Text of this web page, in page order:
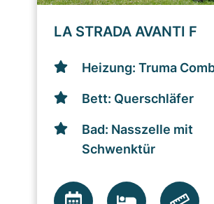
LA STRADA AVANTI F
Heizung: Truma
Bett: Querschläfer
Bad: Nasszelle mit
Schwenktür